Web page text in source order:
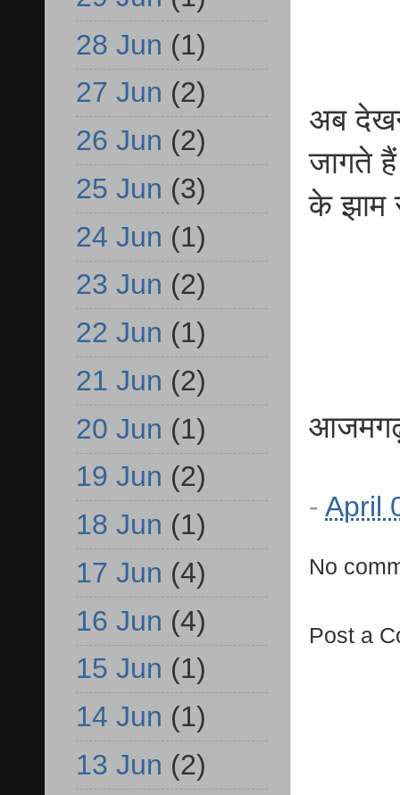
अब
जागते हैं
के झाम
आजमगढ़
- April
No
Post a
28 Jun (1)
27 Jun (2)
26 Jun (2)
25 Jun (3)
24 Jun (1)
23 Jun (2)
22 Jun (1)
21 Jun (2)
20 Jun (1)
19 Jun (2)
18 Jun (1)
17 Jun (4)
16 Jun (4)
15 Jun (1)
14 Jun (1)
13 Jun (2)